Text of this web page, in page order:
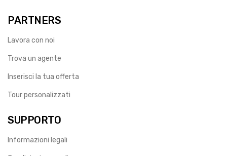
PARTNERS
Lavora con noi
Trova un agente
Inserisci la tua offerta
Tour personalizzati
SUPPORTO
Informazioni legali